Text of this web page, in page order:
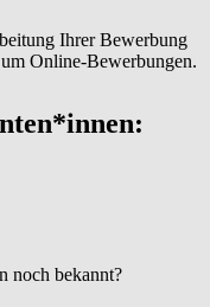
Ihrer Bewerbung
Online-Bewerbungen.
noch bekannt?